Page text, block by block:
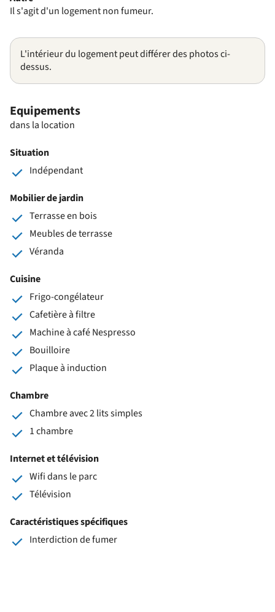
Il s'agit d'un logement non fumeur.
L'intérieur du logement peut différer des photos ci-
dessus.
Equipements
dans la location
Situation
Indépendant
Mobilier de jardin
Terrasse en bois
Meubles de terrasse
Véranda
Cuisine
Frigo-congélateur
Cafetière à filtre
Machine à café Nespresso
Bouilloire
Plaque à induction
Chambre
Chambre avec 2 lits simples
1 chambre
Internet et télévision
Wifi dans le parc
Télévision
Caractéristiques spécifiques
Interdiction de fumer